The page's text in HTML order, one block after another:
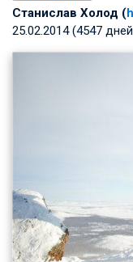
Станислав Холод (
25.02.2014 (4547